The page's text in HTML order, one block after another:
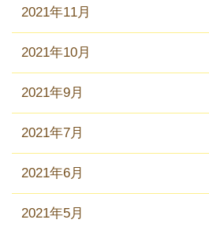
2021年11月
2021年10月
2021年9月
2021年7月
2021年6月
2021年5月